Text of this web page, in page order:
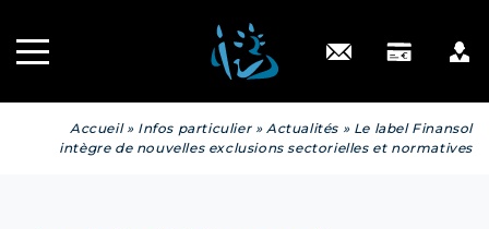
Engagé RSE
Contact
Accueil» Infos particulier» Actualités» Le label Finansol
intègre de nouvelles exclusions sectorielles et normatives